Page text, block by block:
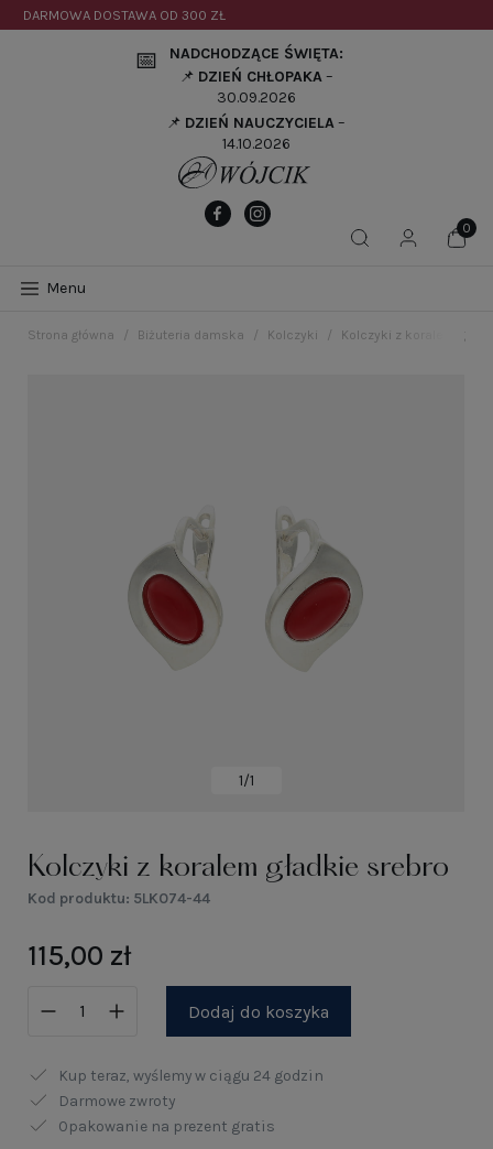
DARMOWA DOSTAWA OD 300 ZŁ
📅
NADCHODZĄCE ŚWIĘTA:
📌 DZIEŃ CHŁOPAKA–
30.09.2026
📌 DZIEŃ NAUCZYCIELA–
14.10.2026
Menu
Strona główna Biżuteria damska Kolczyki Kolczyki z koralem
1/1
Kolczyki z koralem gładkie srebro
Kod produktu: 5LK074-44
115,00 zł
Dodaj do koszyka
Kup teraz, wyślemy w ciągu 24 godzin
Darmowe zwroty
Opakowanie na prezent gratis